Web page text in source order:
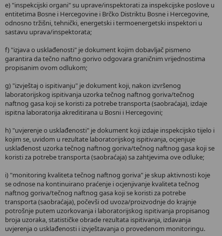
e) "inspekcijski organi" su uprave/inspektorati za inspekcijske poslove u
entitetima Bosne i Hercegovine i Brčko Distriktu Bosne i Hercegovine,
odnosno tržišni, tehnički, energetski i termoenergetski inspektori u
sastavu uprava/inspektorata;
f) "izjava o usklađenosti" je dokument kojim dobavljač pismeno
garantira da tečno naftno gorivo odgovara graničnim vrijednostima
propisanim ovom odlukom;
g) "izvještaj o ispitivanju" je dokument koji, nakon izvršenog
laboratorijskog ispitivanja uzorka tečnog naftnog goriva/tečnog
naftnog gasa koji se koristi za potrebe transporta (saobraćaja), izdaje
ispitna laboratorija akreditirana u Bosni i Hercegovini;
h) "uvjerenje o usklađenosti" je dokument koji izdaje inspekcijsko tijelo i
kojim se, uvidom u rezultate laboratorijskog ispitivanja, ocjenjuje
usklađenost uzorka tečnog naftnog goriva/tečnog naftnog gasa koji se
koristi za potrebe transporta (saobraćaja) sa zahtjevima ove odluke;
i) "monitoring kvaliteta tečnog naftnog goriva" je skup aktivnosti koje
se odnose na kontinuirano praćenje i ocjenjivanje kvaliteta tečnog
naftnog goriva/tečnog naftnog gasa koji se koristi za potrebe
transporta (saobraćaja), počevši od uvoza/proizvodnje do krajnje
potrošnje putem uzorkovanja i laboratorijskog ispitivanja propisanog
broja uzoraka, statističke obrade rezultata ispitivanja, izdavanja
uvjerenja o usklađenosti i izvještavanja o provedenom monitoringu.